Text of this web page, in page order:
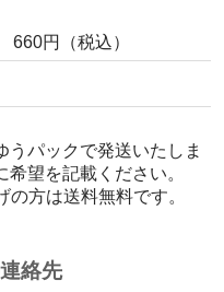
円（税込）
うパックで発送いたしま
望を記載ください。
方は送料無料です。
絡先